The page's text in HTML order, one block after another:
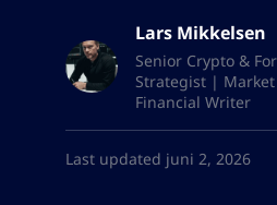
Lars Mikkelsen
Senior Crypto &
Strategist |
Financial Writer
Last updated juni 2, 2026